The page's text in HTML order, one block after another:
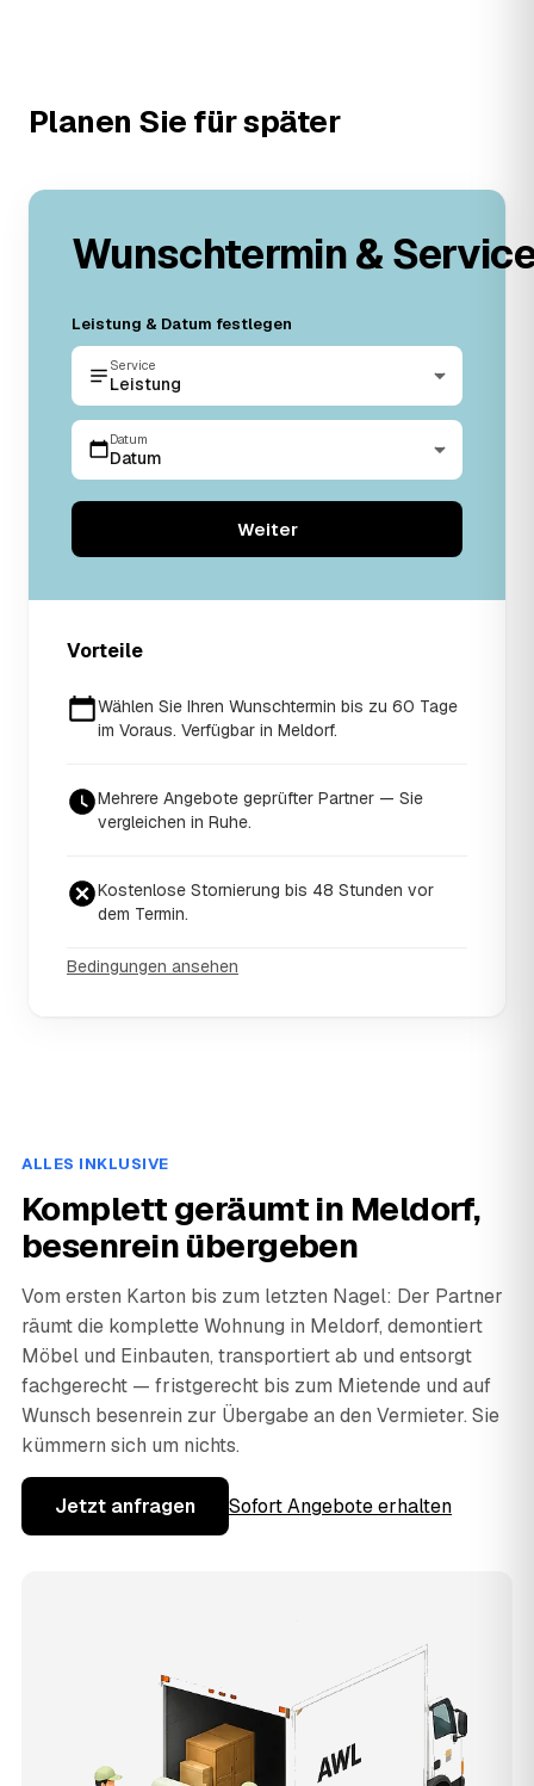
Planen Sie für später
Wunschtermin &
Leistung & Datum festlegen
Service
Leistung
Datum
Datum
Weiter
Vorteile
Wählen Sie Ihren Wunschtermin bis zu 60 Tage
im Voraus. Verfügbar in Meldorf.
Mehrere Angebote geprüfter Partner — Sie
vergleichen in Ruhe.
Kostenlose Stornierung bis 48 Stunden vor
dem Termin.
Bedingungen ansehen
ALLES INKLUSIVE
Komplett geräumt in Meldorf,
besenrein übergeben
Vom ersten Karton bis zum letzten Nagel: Der Partner
räumt die komplette Wohnung in Meldorf, demontiert
Möbel und Einbauten, transportiert ab und entsorgt
fachgerecht — fristgerecht bis zum Mietende und auf
Wunsch besenrein zur Übergabe an den Vermieter. Sie
kümmern sich um nichts.
Jetzt anfragen Sofort Angebote erhalten